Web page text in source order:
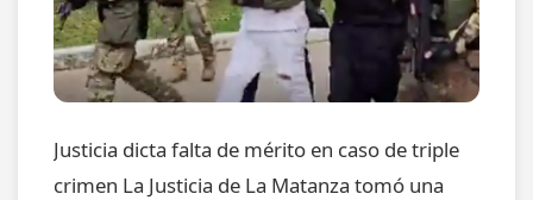
Justicia dicta falta de mérito en caso de triple
crimen La Justicia de La Matanza tomó una